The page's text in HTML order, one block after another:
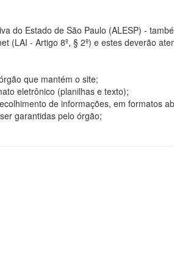
do Estado de São Paulo (ALESP) -
(LAI - Artigo 8º, § 2º) e estes deverão
que mantém o site;
eletrônico (planilhas e texto);
de informações, em formatos
garantidas pelo órgão;